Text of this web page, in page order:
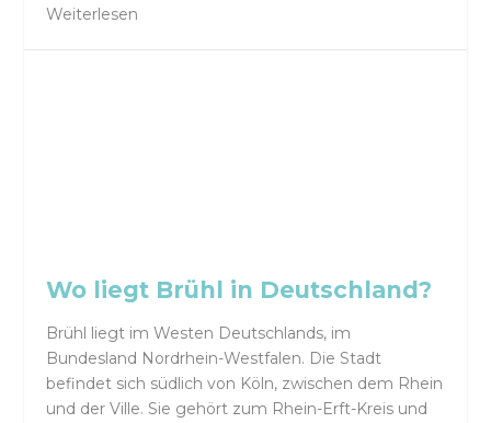
Weiterlesen
Wo liegt Brühl in Deutschland?
Brühl liegt im Westen Deutschlands, im
Bundesland Nordrhein-Westfalen. Die Stadt
befindet sich südlich von Köln, zwischen dem Rhein
und der Ville. Sie gehört zum Rhein-Erft-Kreis und